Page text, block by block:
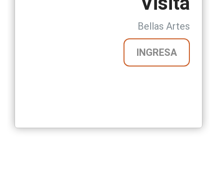
Bellas Artes
INGRESA